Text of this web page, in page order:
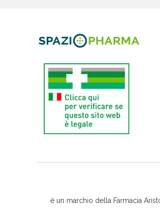
è un marchio della Farmacia